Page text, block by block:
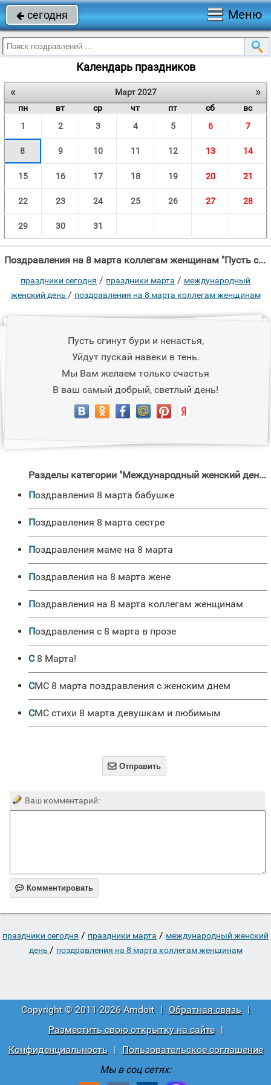
 сегодня Меню
Календарь праздников
« »
Март 2027
пн
вт ср чт пт сб
вс
1
2 3 4 5 6 7
8 9 10 11 12 13 14
15 16 17 18 19 20 21
22 23 24 25 26 27 28
29 30 31
Поздравления на 8 марта коллегам женщинам "Пусть сгинут бури и ненастья, Уйдут пускай навеки в тень."
праздники сегодня / праздники марта / международный
женский день / поздравления на 8 марта коллегам женщинам
Пусть сгинут бури и ненастья,
Уйдут пускай навеки в тень.
Мы Вам желаем только счастья
В ваш самый добрый, светлый день!
Разделы категории "Международный женский день "
поздравления 8 марта бабушке
поздравления 8 марта сестре
поздравления маме на 8 марта
поздравления на 8 марта жене
поздравления на 8 марта коллегам женщинам
Поздравления с 8 марта в прозе
С 8 Марта!
СМС 8 марта поздравления с женским днем
СМС стихи 8 марта девушкам и любимым
 Отправить
Ваш комментарий:
 Комментировать
праздники сегодня / праздники марта / международный женский
день / поздравления на 8 марта коллегам женщинам
Copyright © 2011-2026 Amdoit | Обратная связь |
Разместить свою открытку на сайте
|
Конфиденциальность
|
Пользовательское соглашение
Мы в соц сетях: